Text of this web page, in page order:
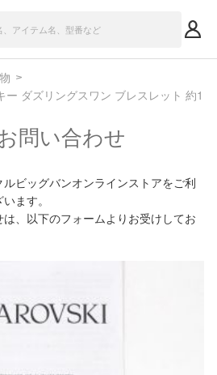
ー ダズリングスワン ブレスレット 約
問い合わせ
ビッグバンオンラインストアをご利
ます。
、以下のフォームよりお受けしてお